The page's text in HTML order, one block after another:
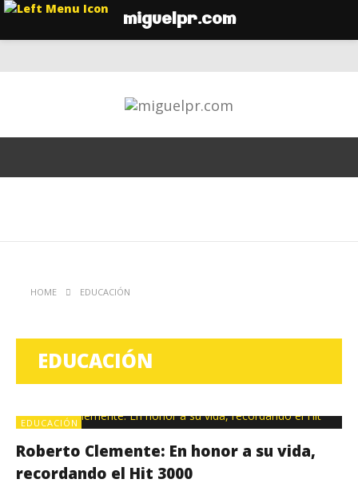
HOME EDUCACIÓN
EDUCACIÓN
EDUCACIÓN
Roberto Clemente: En honor a su vida,
recordando el Hit 3000
miguelpr.com